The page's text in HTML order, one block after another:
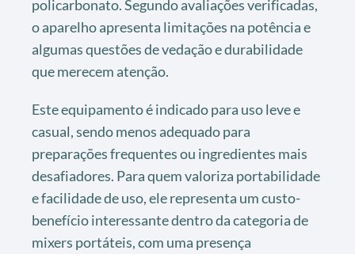
policarbonato. Segundo avaliações verificadas,
o aparelho apresenta limitações na potência e
algumas questões de vedação e durabilidade
que merecem atenção.
Este equipamento é indicado para uso leve e
casual, sendo menos adequado para
preparações frequentes ou ingredientes mais
desafiadores. Para quem valoriza portabilidade
e facilidade de uso, ele representa um custo-
benefício interessante dentro da categoria de
mixers portáteis, com uma presença